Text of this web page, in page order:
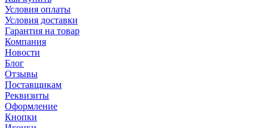
Условия оплаты
Условия доставки
Гарантия на товар
Компания
Новости
Блог
Отзывы
Поставщикам
Реквизиты
Оформление
Кнопки